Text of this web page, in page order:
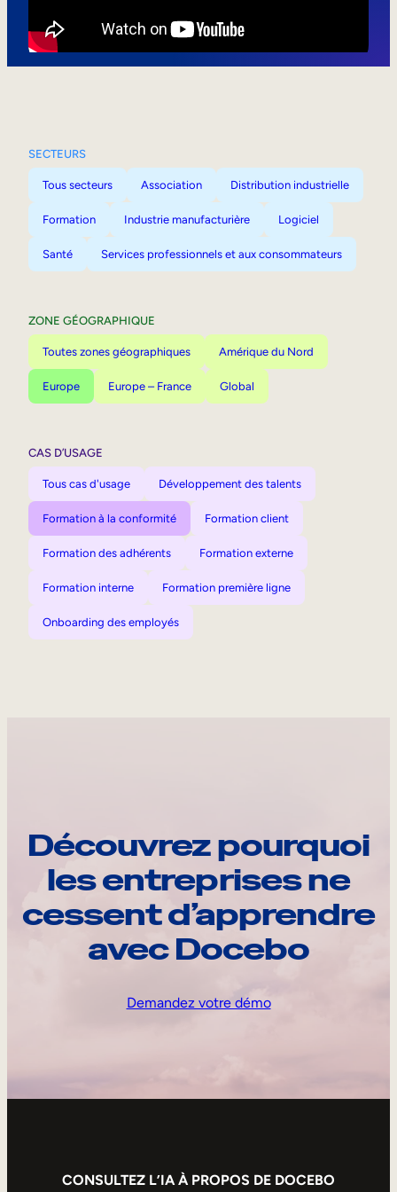
SECTEURS
Tous secteurs Association Distribution industrielle
Formation Industrie manufacturière Logiciel
Santé Services professionnels et aux consommateurs
ZONE GÉOGRAPHIQUE
Toutes zones géographiques Amérique du Nord
Europe Europe – France Global
CAS D’USAGE
Tous cas d'usage Développement des talents
Formation à la conformité Formation client
Formation des adhérents Formation externe
Formation interne Formation première ligne
Onboarding des employés
Découvrez pourquoi
les entreprises ne
cessent d’apprendre
avec Docebo
Demandez votre démo
CONSULTEZ L’IA À PROPOS DE DOCEBO